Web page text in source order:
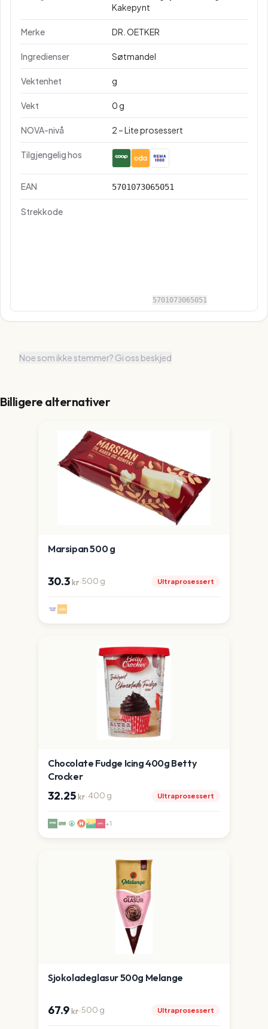
Kakepynt
Merke DR. OETKER
Ingredienser Søtmandel
Vektenhet g
Vekt 0 g
NOVA-nivå 2 – Lite prosessert
Tilgjengelig hos
EAN 5701073065051
Strekkode
5701073065051
Noe som ikke stemmer? Gi oss beskjed
Billigere alternativer
Marsipan 500 g
30.3kr·500 g Ultraprosessert
Chocolate Fudge Icing 400g Betty
Crocker
32.25kr·400 g Ultraprosessert
+1
Sjokoladeglasur 500g Melange
67.9kr·500 g Ultraprosessert